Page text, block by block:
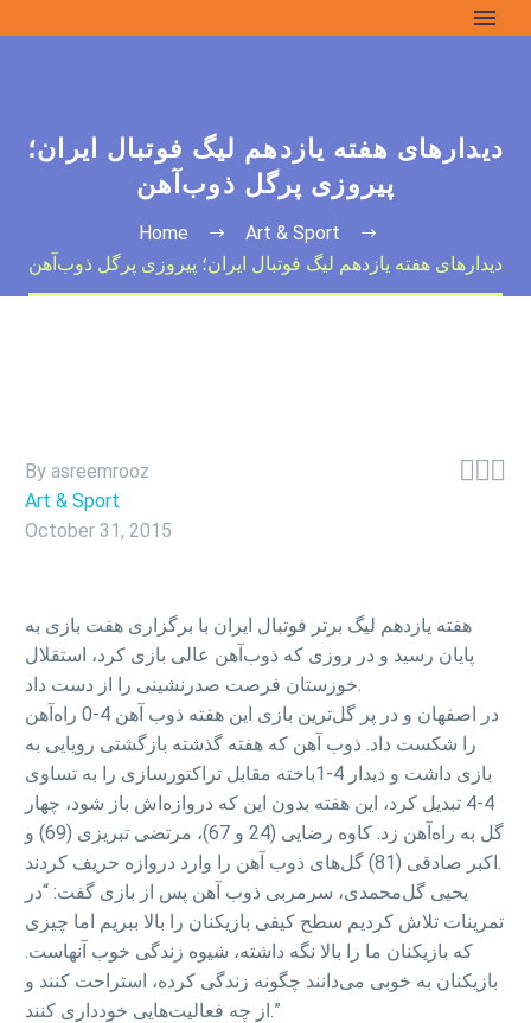
دیدارهای هفته یازدهم لیگ فوتبال ایران؛
پیروزی پر‌گل ذوب‌آهن
Home
Art & Sport
دیدارهای هفته یازدهم لیگ فوتبال ایران؛ پیروزی پر‌گل ذوب‌آهن

By asreemrooz
Art & Sport
October 31, 2015
هفته یازدهم لیگ برتر فوتبال ایران با برگزاری هفت بازی به
پایان رسید و در روزی که ذوب‌آهن عالی بازی کرد، استقلال
خوزستان فرصت صدرنشینی را از دست داد.
در اصفهان و در پر گل‌ترین بازی این هفته ذوب آهن 4-0 راه‌آهن
را شکست داد. ذوب آهن که هفته گذشته بازگشتی رویایی به
بازی داشت و دیدار 4-1باخته مقابل تراکتورسازی را به تساوی
4-4 تبدیل کرد، این هفته بدون این که دروازه‌اش باز شود، چهار
گل به راه‌آهن زد. کاوه رضایی (24 و 67)، مرتضی تبریزی (69) و
اکبر صادقی (81) گل‌های ذوب آهن را وارد دروازه حریف کردند.
یحیی گل‌محمدی، سرمربی ذوب آهن پس از بازی گفت: “در
تمرینات تلاش کردیم سطح کیفی بازیکنان را بالا ببریم اما چیزی
که بازیکنان ما را بالا نگه داشته، شیوه زندگی خوب آنهاست.
بازیکنان به خوبی می‌دانند چگونه زندگی کرده، استراحت کنند و
از چه فعالیت‌هایی خودداری کنند.”